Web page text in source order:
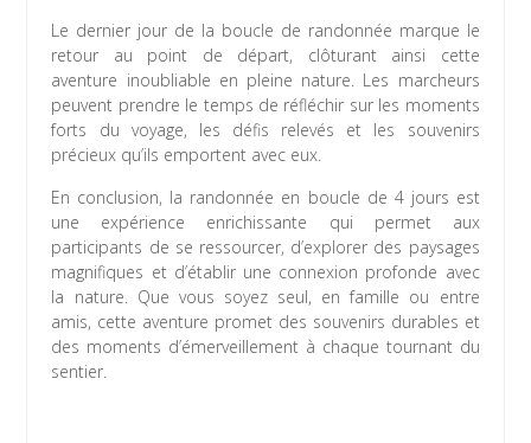
Le dernier jour de la boucle de randonnée marque le
retour au point de départ, clôturant ainsi cette
aventure inoubliable en pleine nature. Les marcheurs
peuvent prendre le temps de réfléchir sur les moments
forts du voyage, les défis relevés et les souvenirs
précieux qu’ils emportent avec eux.
En conclusion, la randonnée en boucle de 4 jours est
une expérience enrichissante qui permet aux
participants de se ressourcer, d’explorer des paysages
magnifiques et d’établir une connexion profonde avec
la nature. Que vous soyez seul, en famille ou entre
amis, cette aventure promet des souvenirs durables et
des moments d’émerveillement à chaque tournant du
sentier.